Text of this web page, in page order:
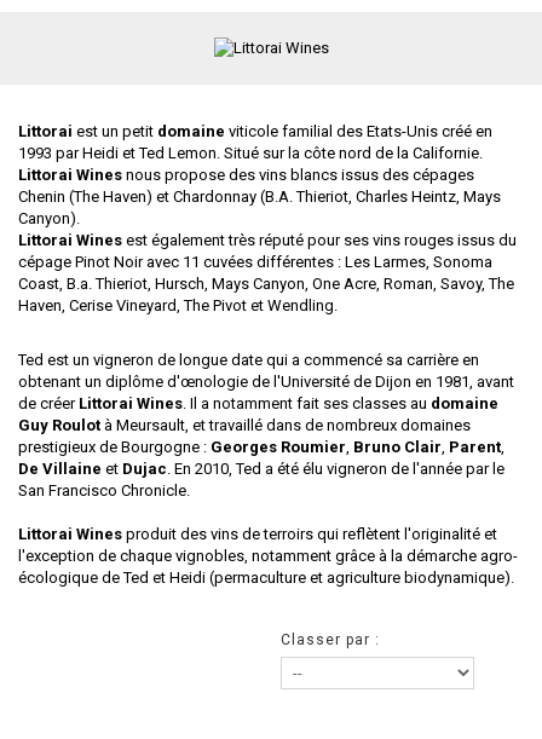
Littorai est un petit domaine viticole familial des Etats-Unis créé en
1993 par Heidi et Ted Lemon. Situé sur la côte nord de la Californie.
Littorai Wines nous propose des vins blancs issus des cépages
Chenin (The Haven) et Chardonnay (B.A. Thieriot, Charles Heintz, Mays
Canyon).
Littorai Wines est également très réputé pour ses vins rouges issus du
cépage Pinot Noir avec 11 cuvées différentes : Les Larmes, Sonoma
Coast, B.a. Thieriot, Hursch, Mays Canyon, One Acre, Roman, Savoy, The
Haven, Cerise Vineyard, The Pivot et Wendling.
Ted est un vigneron de longue date qui a commencé sa carrière en
obtenant un diplôme d'œnologie de l'Université de Dijon en 1981, avant
de créer Littorai Wines . Il a notamment fait ses classes au domaine
Guy Roulot à Meursault, et travaillé dans de nombreux domaines
prestigieux de Bourgogne : Georges Roumier Bruno Clair Parent
De Villaine et Dujac . En 2010, Ted a été élu vigneron de l'année par le
San Francisco Chronicle.
Littorai Wines produit des vins de terroirs qui reflètent l'originalité et
l'exception de chaque vignobles, notamment grâce à la démarche agro-
écologique de Ted et Heidi (permaculture et agriculture biodynamique).
Classer par :